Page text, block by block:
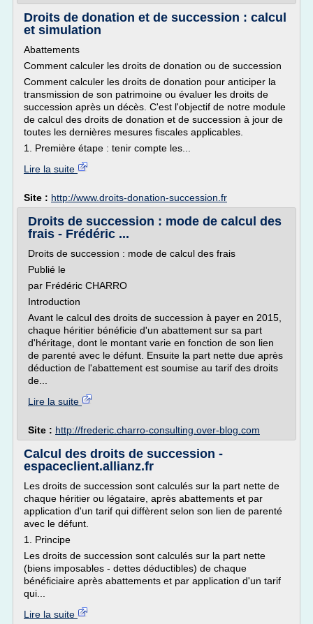
Droits de donation et de succession : calcul
et simulation
Abattements
Comment calculer les droits de donation ou de succession
Comment calculer les droits de donation pour anticiper la
transmission de son patrimoine ou évaluer les droits de
succession après un décès. C'est l'objectif de notre module
de calcul des droits de donation et de succession à jour de
toutes les dernières mesures fiscales applicables.
1. Première étape : tenir compte les...
Lire la suite
Site : http://www.droits-donation-succession.fr
Droits de succession : mode de calcul des
frais - Frédéric ...
Droits de succession : mode de calcul des frais
Publié le
par Frédéric CHARRO
Introduction
Avant le calcul des droits de succession à payer en 2015,
chaque héritier bénéficie d'un abattement sur sa part
d'héritage, dont le montant varie en fonction de son lien
de parenté avec le défunt. Ensuite la part nette due après
déduction de l'abattement est soumise au tarif des droits
de...
Lire la suite
Site : http://frederic.charro-consulting.over-blog.com
Calcul des droits de succession -
espaceclient.allianz.fr
Les droits de succession sont calculés sur la part nette de
chaque héritier ou légataire, après abattements et par
application d'un tarif qui diffèrent selon son lien de parenté
avec le défunt.
1. Principe
Les droits de succession sont calculés sur la part nette
(biens imposables - dettes déductibles) de chaque
bénéficiaire après abattements et par application d'un tarif
qui...
Lire la suite